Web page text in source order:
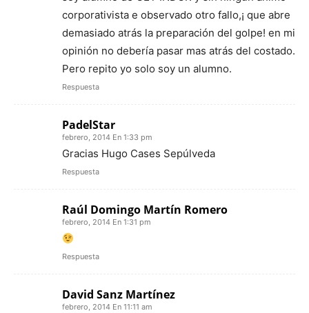
corporativista e observado otro fallo,¡ que abre
demasiado atrás la preparación del golpe! en mi
opinión no debería pasar mas atrás del costado.
Pero repito yo solo soy un alumno.
Respuesta
PadelStar
febrero, 2014 En 1:33 pm
Gracias Hugo Cases Sepúlveda
Respuesta
Raúl Domingo Martín Romero
febrero, 2014 En 1:31 pm
Respuesta
David Sanz Martínez
febrero, 2014 En 11:11 am